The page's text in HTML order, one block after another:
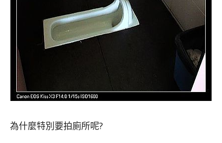
為什麼特別要拍廁所呢?